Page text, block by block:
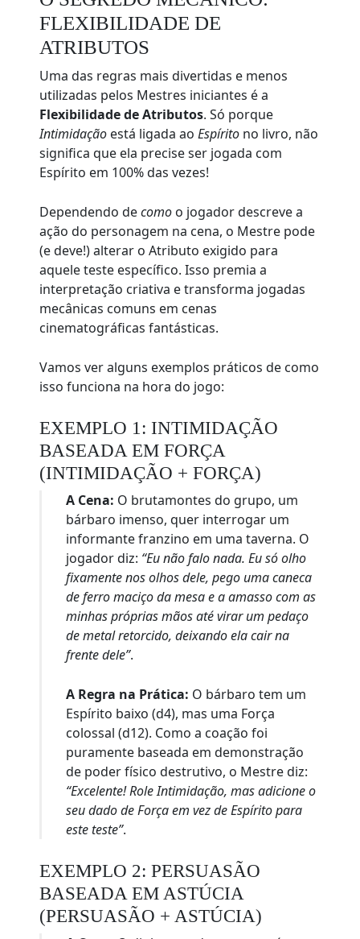
FLEXIBILIDADE DE
ATRIBUTOS
Uma das regras mais divertidas e menos
utilizadas pelos Mestres iniciantes é a
Flexibilidade de Atributos. Só porque
Intimidação está ligada aoEspírito no livro, não
significa que ela precise ser jogada com
Espírito em 100% das vezes!
Dependendo decomo o jogador descreve a
ação do personagem na cena, o Mestre pode
(e deve!) alterar o Atributo exigido para
aquele teste específico. Isso premia a
interpretação criativa e transforma jogadas
mecânicas comuns em cenas
cinematográficas fantásticas.
Vamos ver alguns exemplos práticos de como
isso funciona na hora do jogo:
EXEMPLO 1: INTIMIDAÇÃO
BASEADA EM FORÇA
(INTIMIDAÇÃO + FORÇA)
A Cena: O brutamontes do grupo, um
bárbaro imenso, quer interrogar um
informante franzino em uma taverna. O
jogador diz: “Eu não falo nada. Eu só olho
fixamente nos olhos dele, pego uma caneca
de ferro maciço da mesa e a amasso com as
minhas próprias mãos até virar um pedaço
de metal retorcido, deixando ela cair na
frente dele”.
A Regra na Prática: O bárbaro tem um
Espírito baixo (d4), mas uma Força
colossal (d12). Como a coação foi
puramente baseada em demonstração
de poder físico destrutivo, o Mestre diz:
“Excelente! Role Intimidação, mas adicione o
seu dado de Força em vez de Espírito para
este teste”.
EXEMPLO 2: PERSUASÃO
BASEADA EM ASTÚCIA
(PERSUASÃO + ASTÚCIA)